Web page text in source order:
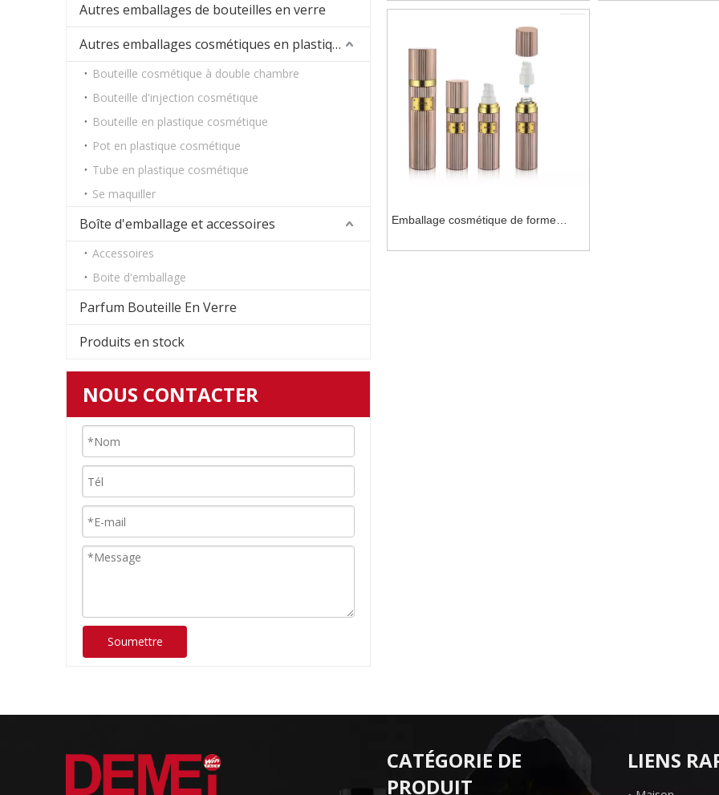
Autres emballages de bouteilles en verre
Autres emballages cosmétiques en plastique
Bouteille cosmétique à double chambre
Bouteille d'injection cosmétique
Bouteille en plastique cosmétique
Pot en plastique cosmétique
Tube en plastique cosmétique
Se maquiller
Boîte d'emballage et accessoires
Accessoires
Boite d'emballage
Parfum Bouteille En Verre
Produits en stock
NOUS CONTACTER
Soumettre
Emballage cosmétique de forme
CATÉGORIE DE
PRODUIT
LIENS